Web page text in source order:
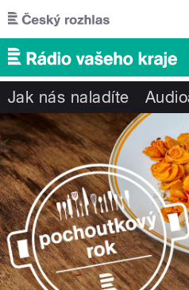
Přejít k hlavnímu obsahu
Jak nás naladíte